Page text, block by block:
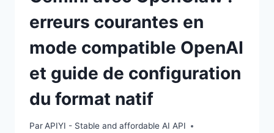
erreurs courantes en
mode compatible OpenAI
et guide de configuration
du format natif
ParAPIYI - Stable and affordable AI API